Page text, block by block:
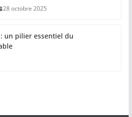
28 octobre 2025
un pilier essentiel du